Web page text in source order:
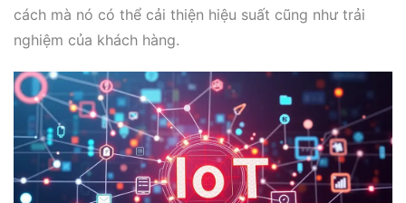
cách mà nó có thể cải thiện hiệu suất cũng như trải
nghiệm của khách hàng.